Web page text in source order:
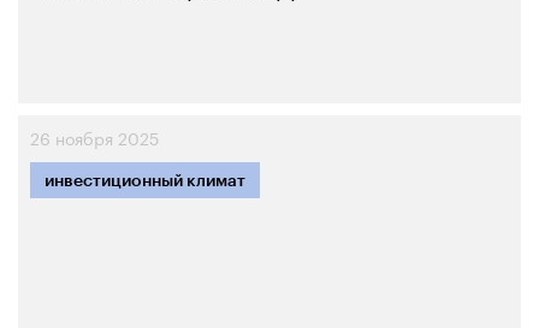
26 ноября 2025
инвестиционный климат